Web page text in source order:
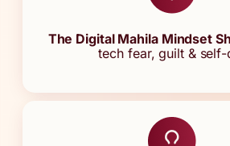
The Digital Mahila Mindset
tech fear, guilt &